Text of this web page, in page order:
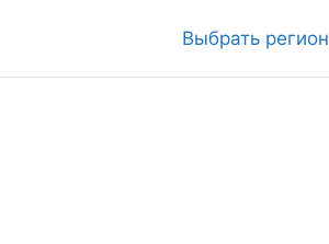
Выбрать регион